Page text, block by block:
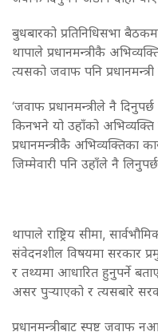
बुधबारको प्रतिनिधिसभा
थापाले प्रधानमन्त्रीकै
त्यसको जवाफ पनि
‘जवाफ प्रधानमन्त्रीले नै
किनभने यो उहाँको
प्रधानमन्त्रीकै
जिम्मेवारी पनि उहाँले नै लिनुपर्छ
थापाले राष्ट्रिय सीमा,
संवेदनशील विषयमा सरकार
र तथ्यमा आधारित हुनुपर्ने बताए
असर पुर्‍याएको र त्यसबारे
प्रधानमन्त्रीबाट स्पष्ट जवाफ